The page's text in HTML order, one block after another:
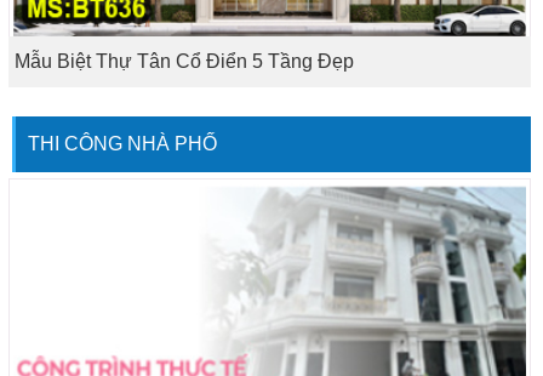
Mẫu Biệt Thự Tân Cổ Điển 5 Tầng Đẹp
THI CÔNG NHÀ PHỐ